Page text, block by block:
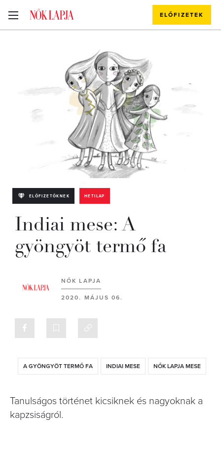
ELŐFIZETEK
ELŐFIZETŐKNEK HETILAP
Indiai mese: A
gyöngyöt termő fa
NŐK LAPJA
2020. MÁJUS 06.
A GYÖNGYÖT TERMŐ FA INDIAI MESE NŐK LAPJA MESE
Tanulságos történet kicsiknek és nagyoknak a
kapzsiságról.